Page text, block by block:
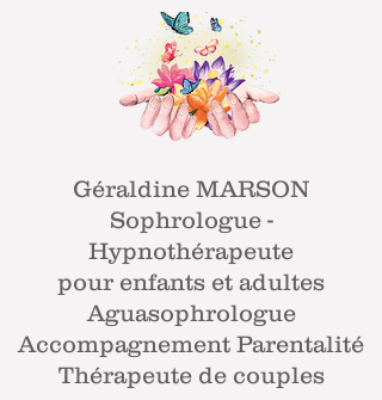
Géraldine MARSON
Sophrologue -
Hypnothérapeute
pour enfants et adultes
Aguasophrologue
Accompagnement Parentalité
Thérapeute de couples